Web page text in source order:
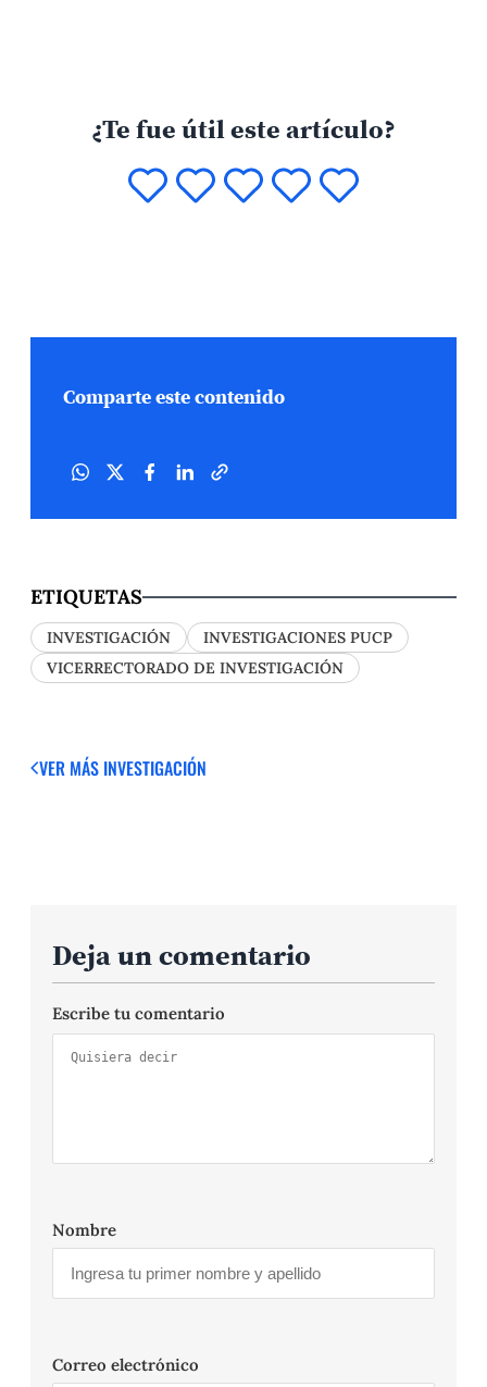
¿Te fue útil este artículo?
Comparte este contenido
ETIQUETAS
INVESTIGACIÓN
INVESTIGACIONES PUCP
VICERRECTORADO DE INVESTIGACIÓN
VER MÁS INVESTIGACIÓN
Deja un comentario
Escribe tu comentario
Nombre
Correo electrónico